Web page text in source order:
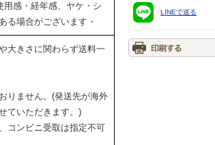
感・経年感、ヤケ・シ
る場合がございます・
大きさに関わらず送料一
りません。(発送先が海外
ていただきます。)
コンビニ受取は指定不可
LINEで送る